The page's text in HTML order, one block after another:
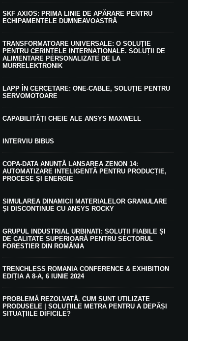
SKF AXIOS: PRIMA LINIE DE APĂRARE PENTRU
ECHIPAMENTELE DUMNEAVOASTRĂ
TRANSFORMATOARE UNIVERSALE: O SOLUȚIE
PENTRU CERINȚELE INTERNAȚIONALE. SOLUȚII DE
ALIMENTARE PERSONALIZATE DE LA
MURRELEKTRONIK
LAPP ÎN CERCETARE: ONE-CABLE, SOLUȚIE PENTRU
SERVOMOTOARE
CAPABILITĂȚI CHEIE ALE ANSYS MAXWELL
INTERVIU BIBUS
COPA-DATA ANUNȚĂ LANSAREA ZENON 14:
AUTOMATIZARE INTELIGENTĂ PENTRU PRODUCȚIE,
PROCESE ȘI ENERGIE
SIMULAREA DINAMICII MATERIALELOR GRANULARE
ȘI DISCONTINUE CU ANSYS ROCKY
GRUPUL INDUSTRIAL URBINATI: SOLUȚII FIABILE ȘI
DE CALITATE SUPERIOARĂ PENTRU SECTORUL
FORESTIER DIN ROMÂNIA
TRENCHLESS ROMANIA CONFERENCE & EXHIBITION
EDIȚIA A 8-A, 6 IUNIE 2024
PROBLEMĂ REZOLVATĂ. CUM SUNT UTILIZATE
PRODUSELE | SOLUȚIILE METRA PENTRU A DEPĂȘI
SITUAȚIILE DIFICILE?